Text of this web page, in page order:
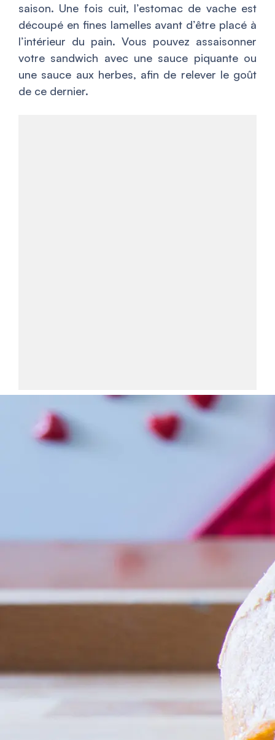
saison. Une fois cuit, l’estomac de vache est
découpé en fines lamelles avant d’être placé à
l’intérieur du pain. Vous pouvez assaisonner
votre sandwich avec une sauce piquante ou
une sauce aux herbes, afin de relever le goût
de ce dernier.